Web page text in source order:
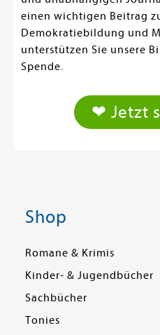
einen wichtigen Beitrag
Demokratiebildung und
unterstützen Sie unsere
Spende.
❤ Jetzt
Shop
Romane & Krimis
Kinder- & Jugendbücher
Sachbücher
Tonies